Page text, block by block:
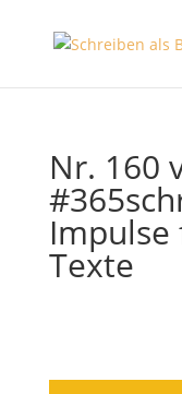
Nr. 160
Texte